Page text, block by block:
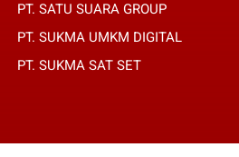
PT. SATU SUARA GROUP
PT. SUKMA UMKM DIGITAL
PT. SUKMA SAT SET